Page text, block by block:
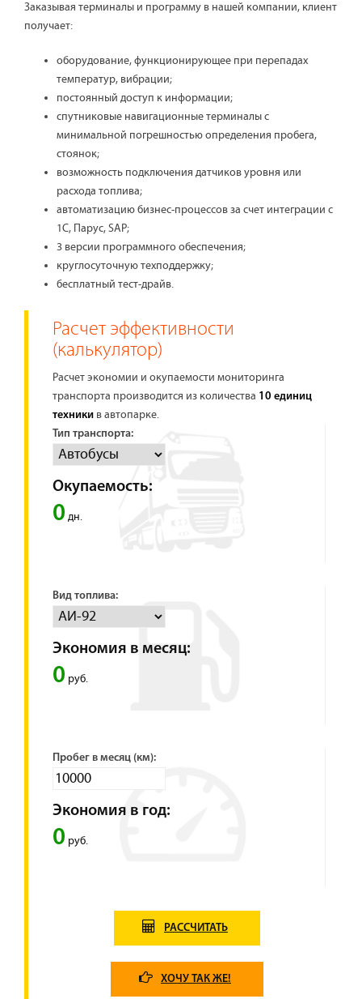
Заказывая терминалы и программу в нашей компании, клиент
получает:
оборудование, функционирующее при перепадах
температур, вибрации;
постоянный доступ к информации;
спутниковые навигационные терминалы с
минимальной погрешностью определения пробега,
стоянок;
возможность подключения датчиков уровня или
расхода топлива;
автоматизацию бизнес-процессов за счет интеграции с
1С, Парус, SAP;
3 версии программного обеспечения;
круглосуточную техподдержку;
бесплатный тест-драйв.
Расчет эффективности
(калькулятор)
Расчет экономии и окупаемости мониторинга
транспорта производится из количества 10 единиц
техники в автопарке.
Тип транспорта:
Окупаемость:
0 дн.
Вид топлива:
Экономия в месяц:
0 руб.
Пробег в месяц (км):
Экономия в год:
0 руб.
РАССЧИТАТЬ
ХОЧУ ТАК ЖЕ!